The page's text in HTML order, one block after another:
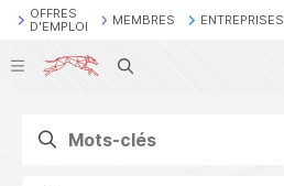
OFFRES
D'EMPLOI
MEMBRES ENTREPRISES
Recherche